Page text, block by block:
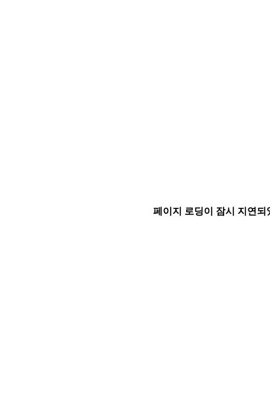
페이지 로딩이 잠시 지연